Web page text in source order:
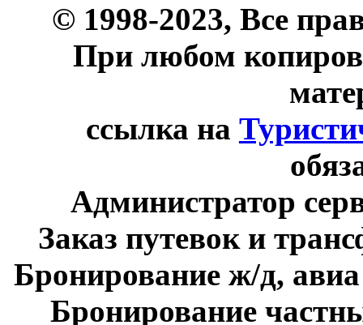
© 1998-2023, Все
При любом
ссылка на
Администратор
Заказ путевок и
Бронирование ж/д,
Бронирование